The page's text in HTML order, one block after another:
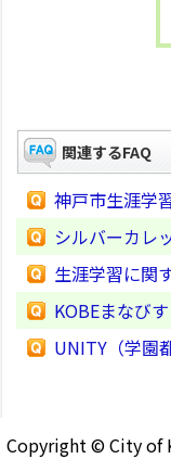
関連するFAQ
神戸市生涯学
シルバーカレ
生涯学習に関
KOBEまなび
UNITY（学園
Copyright © City of